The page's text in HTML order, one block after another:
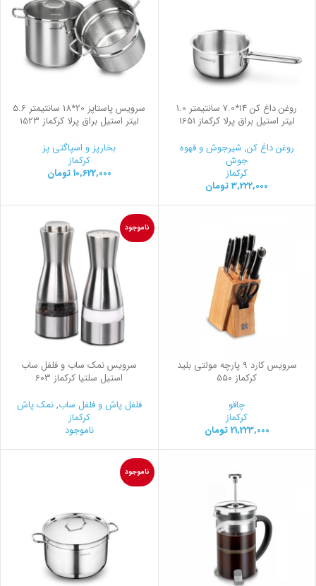
روغن داغ کن 14*7.0 سانتیمتر 1.0
لیتر استیل براق پرلا کرکماز 1651
روغن داغ کن, شیرجوش و قهوه
جوش
کرکماز
3,222,000 تومان
سرویس پاستاپز 20*18 سانتیمتر 5.6
لیتر استیل براق پرلا کرکماز 1523
بخارپز و اسپاگتی پز
کرکماز
10,622,000 تومان
سرویس کارد 9 پارچه مولتی بلید
کرکماز 550
چاقو
کرکماز
21,223,000 تومان
ناموجود
سرویس نمک ساب و فلفل ساب
استیل سلتیا کرکماز 603
فلفل پاش و فلفل ساب,نمک پاش
کرکماز
ناموجود
ناموجود